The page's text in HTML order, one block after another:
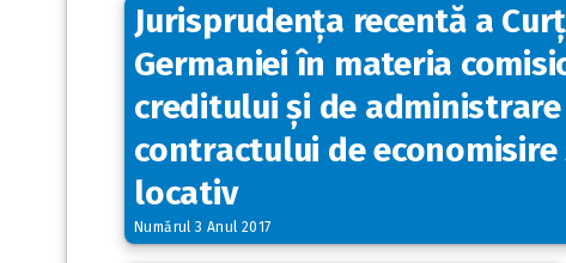
Jurisprudența recentă a
Germaniei în materia
creditului și de
contractului de
locativ
Numărul 3 Anul 2017